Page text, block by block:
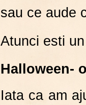
sau ce aude
Atunci esti
Halloween-
Iata ca am